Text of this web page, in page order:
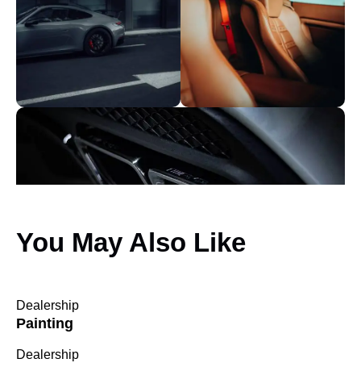
You May Also Like
Dealership
Painting
Dealership